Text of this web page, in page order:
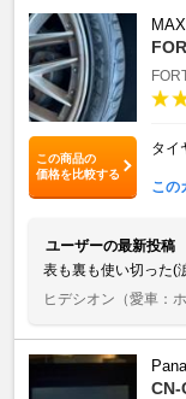
この商品の
価格を比較する
タイ
この
ユーザーの最新投稿
表も裏も使い切った(
ヒデシオン （愛車：
CN-